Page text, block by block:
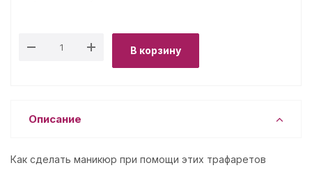
В корзину
Описание
Как сделать маникюр при помощи этих трафаретов